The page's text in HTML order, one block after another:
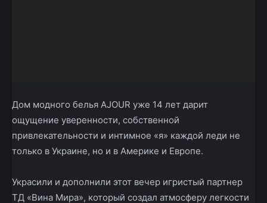
Дом модного белья AJOUR уже 14 лет дарит
ощущение уверенности, собственной
привлекательности и интимное «я» каждой леди не
только в Украине, но и в Америке и Европе.
Украсили и дополнили этот вечер игристый партнер
ТД «Вина Мира», который создал атмосферу легкости